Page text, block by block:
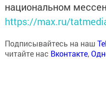
национальном
https://max.ru/
Подписывайтесь на наш
читайте нас Вконтакте,